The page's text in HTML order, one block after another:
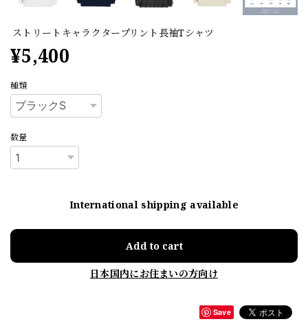
ストリートキャラクタープリント長袖Tシャツ
¥5,400
種類
数量
International shipping available
Add to cart
日本国内にお住まいの方向け
Save